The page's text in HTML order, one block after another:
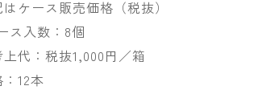
ケース販売価格（税抜）
ス入数：8個
代：税抜1,000円／箱
12本